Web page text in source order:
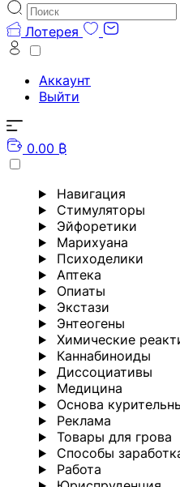
Лотерея
Аккаунт
Выйти
0.00 ₿
Навигация
Стимуляторы
Эйфоретики
Марихуана
Психоделики
Аптека
Опиаты
Экстази
Энтеогены
Химические
Каннабиноиды
Диссоциативы
Медицина
Основа
Реклама
Товары для грова
Способы
Работа